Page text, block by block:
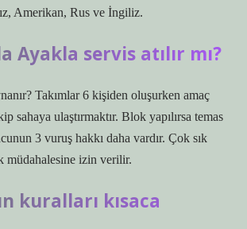
Amerikan, Rus ve İngiliz.
Ayakla servis atılır mı?
Takımlar 6 kişiden oluşurken amaç
sahaya ulaştırmaktır. Blok yapılırsa temas
3 vuruş hakkı daha vardır. Çok sık
müdahalesine izin verilir.
kuralları kısaca